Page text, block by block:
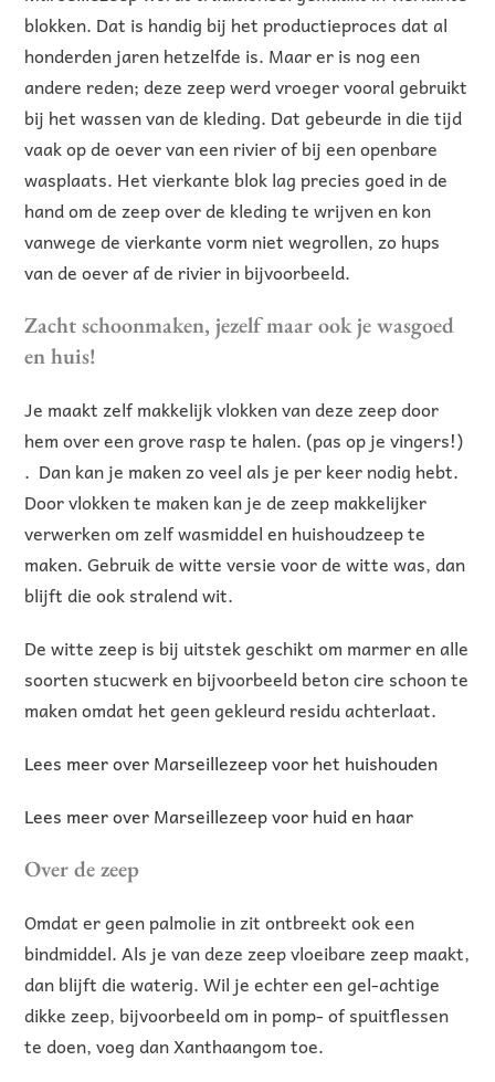
blokken. Dat is handig bij het productieproces dat al
honderden jaren hetzelfde is. Maar er is nog een
andere reden; deze zeep werd vroeger vooral gebruikt
bij het wassen van de kleding. Dat gebeurde in die tijd
vaak op de oever van een rivier of bij een openbare
wasplaats. Het vierkante blok lag precies goed in de
hand om de zeep over de kleding te wrijven en kon
vanwege de vierkante vorm niet wegrollen, zo hups
van de oever af de rivier in bijvoorbeeld.
Zacht schoonmaken, jezelf maar ook je wasgoed
en huis!
Je maakt zelf makkelijk vlokken van deze zeep door
hem over een grove rasp te halen. (pas op je vingers!)
. Dan kan je maken zo veel als je per keer nodig hebt.
Door vlokken te maken kan je de zeep makkelijker
verwerken om zelf wasmiddel en huishoudzeep te
maken. Gebruik de witte versie voor de witte was, dan
blijft die ook stralend wit.
De witte zeep is bij uitstek geschikt om marmer en alle
soorten stucwerk en bijvoorbeeld beton cire schoon te
maken omdat het geen gekleurd residu achterlaat.
Lees meer over Marseillezeep voor het huishouden
Lees meer over Marseillezeep voor huid en haar
Over de zeep
Omdat er geen palmolie in zit ontbreekt ook een
bindmiddel. Als je van deze zeep vloeibare zeep maakt,
dan blijft die waterig. Wil je echter een gel-achtige
dikke zeep, bijvoorbeeld om in pomp- of spuitflessen
te doen, voeg dan Xanthaangom toe.